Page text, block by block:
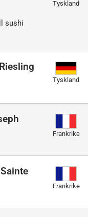
sushi
Tyskland
Tyskland
Frankrike
Frankrike